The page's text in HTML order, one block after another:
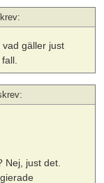
gäller just
Nej, just det.